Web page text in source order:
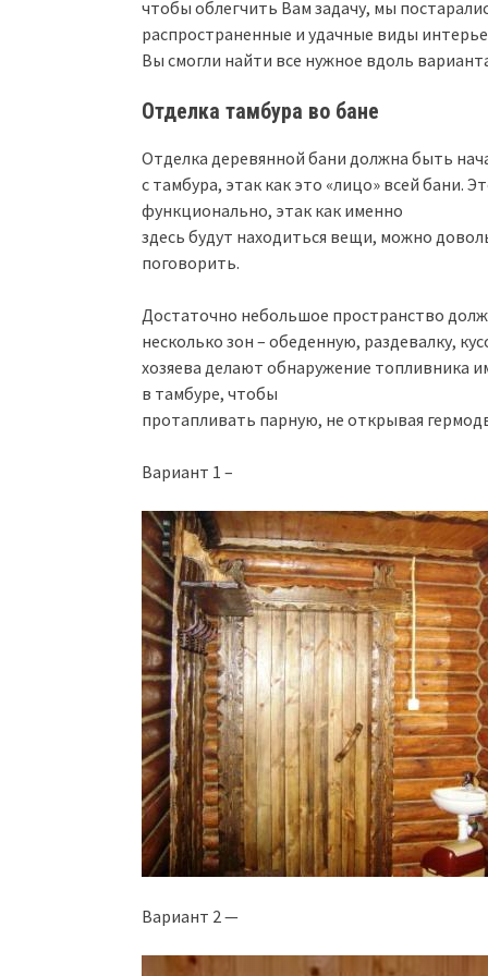
чтобы облегчить Вам задачу, мы
распространенные и удачные виды
Вы смогли найти все нужное вдоль
Отделка тамбура во бане
Отделка деревянной бани должна быть
с тамбура, этак как это «лицо» всей бани.
функционально, этак как именно
здесь будут находиться вещи, можно
поговорить.
Достаточно небольшое пространство
несколько зон – обеденную, раздевалку,
хозяева делают обнаружение топливника
в тамбуре, чтобы
протапливать парную, не открывая
Вариант 1 –
Вариант 2 —